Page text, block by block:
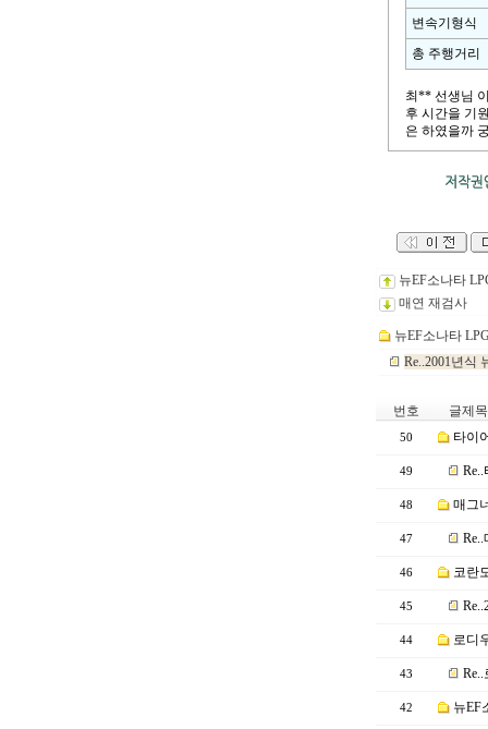
변속기형식
총 주행거리
최** 선생님
후 시간을 기
은 하였을까
뉴EF소나타
매연 재검사
뉴EF소나타
Re..2001년식
번호 글제목
50 타이
49
48 매그
47
46 코란
45
44 로디
43 Re..
42 뉴EF